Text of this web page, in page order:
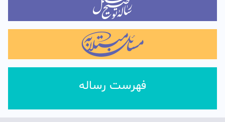
فهرست رساله